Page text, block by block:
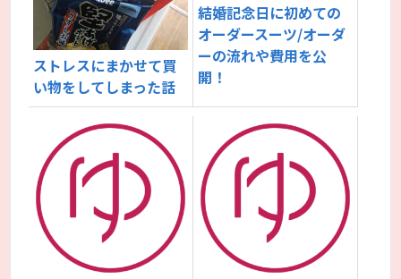
ストレスにまかせて買
い物をしてしまった話
結婚記念日に初めての
オーダースーツ/オーダ
ーの流れや費用を公
開！